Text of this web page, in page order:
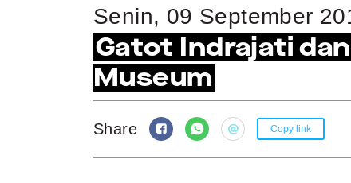
Senin, 09 September
Gatot Indrajati
Museum
Share Copy link